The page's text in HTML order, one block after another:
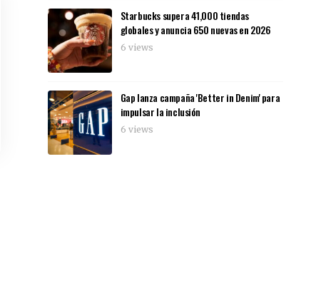
Starbucks supera 41,000 tiendas
globales y anuncia 650 nuevas en 2026
6 views
Gap lanza campaña 'Better in Denim' para
impulsar la inclusión
6 views